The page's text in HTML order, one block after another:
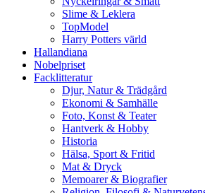
Slime & Leklera
TopModel
Harry Potters värld
Hallandiana
Nobelpriset
Facklitteratur
Djur, Natur & Trädgård
Ekonomi & Samhälle
Foto, Konst & Teater
Hantverk & Hobby
Historia
Hälsa, Sport & Fritid
Mat & Dryck
Memoarer & Biografier